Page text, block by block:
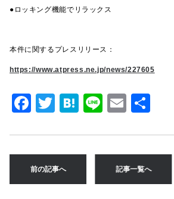
●ロッキング機能でリラックス
本件に関するプレスリリース：
https://www.atpress.ne.jp/news/227605
F
c
e
b
T
it
te
r
H
e
n
a
Li
e
E
ai
l
前の記事へ 記事一覧へ